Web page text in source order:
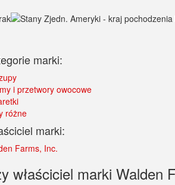
marki:
i przetwory owocowe
różne
marki:
Farms, Inc.
właściciel marki Walden